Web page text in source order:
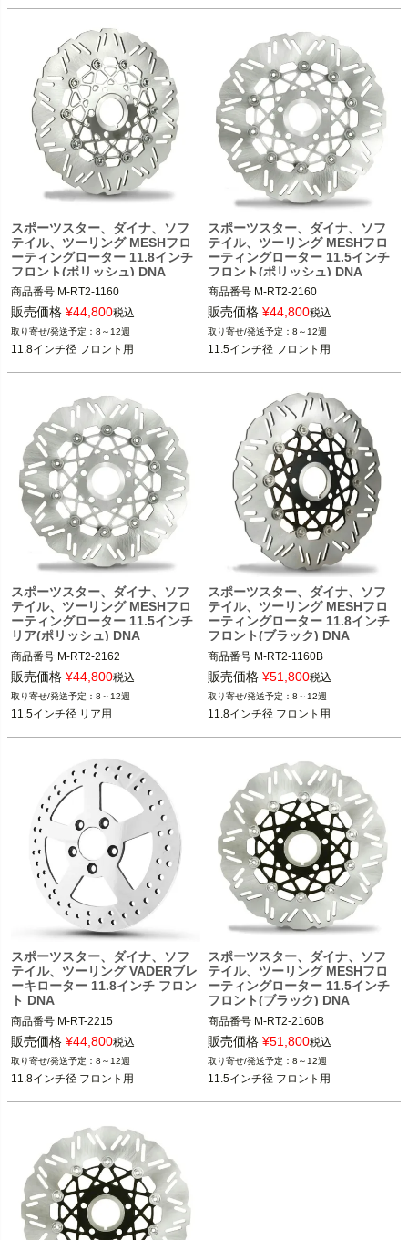
スポーツスター、ダイナ、ソフ
テイル、ツーリング MESHフロ
ーティングローター 11.8インチ
フロント(ポリッシュ) DNA
商品番号 M-RT2-1160
販売価格 ¥44,800税込
8～12週
11.8インチ径 フロント用
スポーツスター、ダイナ、ソフ
テイル、ツーリング MESHフロ
ーティングローター 11.5インチ
フロント(ポリッシュ) DNA
商品番号 M-RT2-2160
販売価格 ¥44,800税込
8～12週
11.5インチ径 フロント用
スポーツスター、ダイナ、ソフ
テイル、ツーリング MESHフロ
ーティングローター 11.5インチ
リア(ポリッシュ) DNA
商品番号 M-RT2-2162
販売価格 ¥44,800税込
8～12週
11.5インチ径 リア用
スポーツスター、ダイナ、ソフ
テイル、ツーリング MESHフロ
ーティングローター 11.8インチ
フロント(ブラック) DNA
商品番号 M-RT2-1160B
販売価格 ¥51,800税込
8～12週
11.8インチ径 フロント用
スポーツスター、ダイナ、ソフ
テイル、ツーリング VADERブレ
ーキローター 11.8インチ フロン
ト DNA
商品番号 M-RT-2215
販売価格 ¥44,800税込
8～12週
11.8インチ径 フロント用
スポーツスター、ダイナ、ソフ
テイル、ツーリング MESHフロ
ーティングローター 11.5インチ
フロント(ブラック) DNA
商品番号 M-RT2-2160B
販売価格 ¥51,800税込
8～12週
11.5インチ径 フロント用